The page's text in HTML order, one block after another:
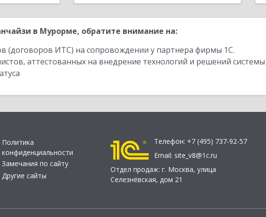
в Мурорме, обратите внимание на:
(договоров ИТС) на сопровождении у партнера фирмы 1С.
аттестованных на внедрение технологий и решений
Политика
конфиденциальности
Замечания по сайту
Другие сайты
Телефон: +7 (495) 737-92-57
Email: site_v8@1c.ru
Отдел продаж: г. Москва, улица
Селезнёвская, дом 21